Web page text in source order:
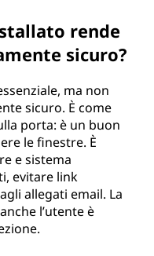
rende
sicuro?
ma non
sicuro. È come
porta: è un buon
le finestre. È
e sistema
evitare link
allegati email. La
l’utente è